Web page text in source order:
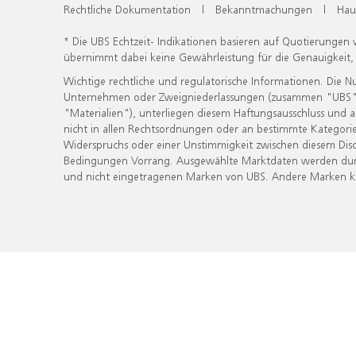
Rechtliche Dokumentation | Bekanntmachungen |
* Die UBS Echtzeit- Indikationen basieren auf
übernimmt dabei keine Gewährleistung für die
Wichtige rechtliche und regulatorische Informationen. Die
Unternehmen oder Zweigniederlassungen (zusammen
"Materialien"), unterliegen diesem Haftungsausschluss
nicht in allen Rechtsordnungen oder an bestimmte
Widerspruchs oder einer Unstimmigkeit zwischen diesem
Bedingungen Vorrang. Ausgewählte Marktdaten werden
und nicht eingetragenen Marken von UBS. Andere Marken